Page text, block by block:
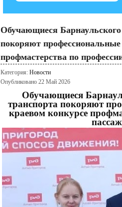
Обучающиеся
покоряют
профмастерства по
Категория: Новости
Опубликовано 22 Май 2026
Обучающиеся
транспорта покоряют
краевом конкурсе